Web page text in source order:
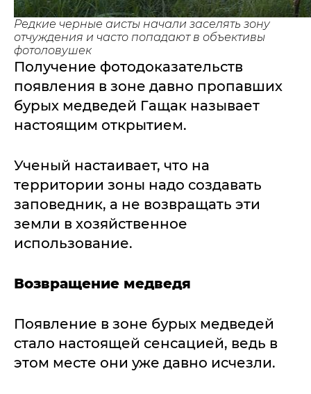
Редкие черные аисты начали заселять зону
отчуждения и часто попадают в объективы
фотоловушек
Получение фотодоказательств
появления в зоне давно пропавших
бурых медведей Гащак называет
настоящим открытием.
Ученый настаивает, что на
территории зоны надо создавать
заповедник, а не возвращать эти
земли в хозяйственное
использование.
Возвращение медведя
Появление в зоне бурых медведей
стало настоящей сенсацией, ведь в
этом месте они уже давно исчезли.